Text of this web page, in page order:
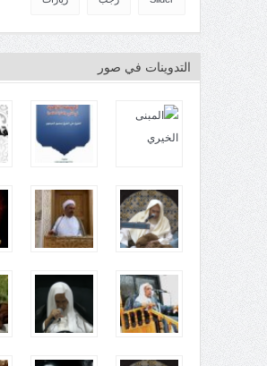
التدوينات في صور